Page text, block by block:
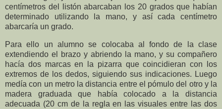
centímetros del listón abarcaban los 20 grados que habían
determinado utilizando la mano, y así cada centímetro
abarcaría un grado.
Para ello un alumno se colocaba al fondo de la clase
extendiendo el brazo y abriendo la mano, y su compañero
hacía dos marcas en la pizarra que coincidieran con los
extremos de los dedos, siguiendo sus indicaciones. Luego
medía con un metro la distancia entre el pómulo del otro y la
madera graduada que había colocado a la distancia
adecuada (20 cm de la regla en las visuales entre las dos